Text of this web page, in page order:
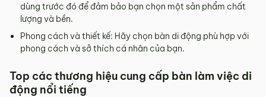
dùng trước đó để đảm bảo bạn chọn một sản phẩm chất
lượng và bền.
Phong cách và thiết kế: Hãy chọn bàn di động phù hợp với
phong cách và sở thích cá nhân của bạn.
Top các thương hiệu cung cấp bàn làm việc di
động nổi tiếng